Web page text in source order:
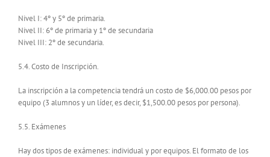
Nivel I: 4º y 5º de primaria.
Nivel II: 6º de primaria y 1º de secundaria
Nivel III: 2º de secundaria.
5.4. Costo de Inscripción.
La inscripción a la competencia tendrá un costo de $6,000.00 pesos por
equipo (3 alumnos y un líder, es decir, $1,500.00 pesos por persona).
5.5. Exámenes
Hay dos tipos de exámenes: individual y por equipos. El formato de los